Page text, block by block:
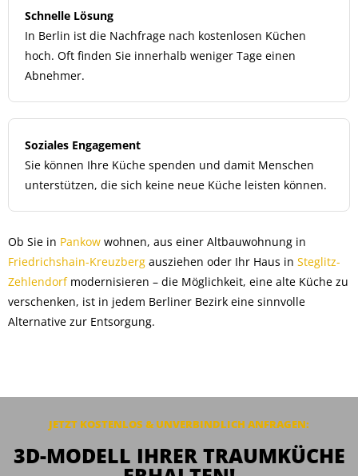
Schnelle Lösung
In Berlin ist die Nachfrage nach kostenlosen Küchen
hoch. Oft finden Sie innerhalb weniger Tage einen
Abnehmer.
Soziales Engagement
Sie können Ihre Küche spenden und damit Menschen
unterstützen, die sich keine neue Küche leisten können.
Ob Sie in Pankow wohnen, aus einer Altbauwohnung in
Friedrichshain-Kreuzberg ausziehen oder Ihr Haus in Steglitz-
Zehlendorfmodernisieren – die Möglichkeit, eine alte Küche zu
verschenken, ist in jedem Berliner Bezirk eine sinnvolle
Alternative zur Entsorgung.
JETZT KOSTENLOS & UNVERBINDLICH ANFRAGEN:
3D-MODELL IHRER TRAUMKÜCHE